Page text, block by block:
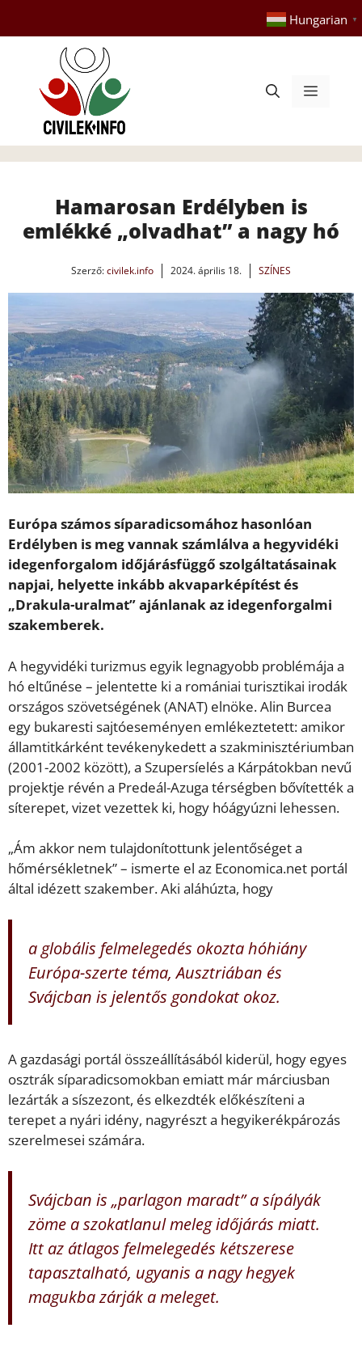
tartalomba
Hungarian ▼
Menü
Hamarosan Erdélyben is
emlékké „olvadhat” a nagy hó
Szerző:civilek.info 2024. április 18. SZÍNES
Európa számos síparadicsomához hasonlóan
Erdélyben is meg vannak számlálva a hegyvidéki
idegenforgalom időjárásfüggő szolgáltatásainak
napjai, helyette inkább akvaparképítést és
„Drakula-uralmat” ajánlanak az idegenforgalmi
szakemberek.
A hegyvidéki turizmus egyik legnagyobb problémája a
hó eltűnése – jelentette ki a romániai turisztikai irodák
országos szövetségének (ANAT) elnöke. Alin Burcea
egy bukaresti sajtóeseményen emlékeztetett: amikor
államtitkárként tevékenykedett a szakminisztériumban
(2001-2002 között), a Szupersíelés a Kárpátokban nevű
projektje révén a Predeál-Azuga térségben bővítették a
síterepet, vizet vezettek ki, hogy hóágyúzni lehessen.
„Ám akkor nem tulajdonítottunk jelentőséget a
hőmérsékletnek” – ismerte el az Economica.net portál
által idézett szakember. Aki aláhúzta, hogy
a globális felmelegedés okozta hóhiány
Európa-szerte téma, Ausztriában és
Svájcban is jelentős gondokat okoz.
A gazdasági portál összeállításából kiderül, hogy egyes
osztrák síparadicsomokban emiatt már márciusban
lezárták a síszezont, és elkezdték előkészíteni a
terepet a nyári idény, nagyrészt a hegyikerékpározás
szerelmesei számára.
Svájcban is „parlagon maradt” a sípályák
zöme a szokatlanul meleg időjárás miatt.
Itt az átlagos felmelegedés kétszerese
tapasztalható, ugyanis a nagy hegyek
magukba zárják a meleget.